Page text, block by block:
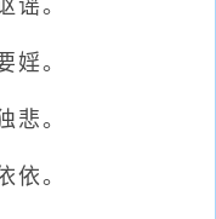
。
。
。
。